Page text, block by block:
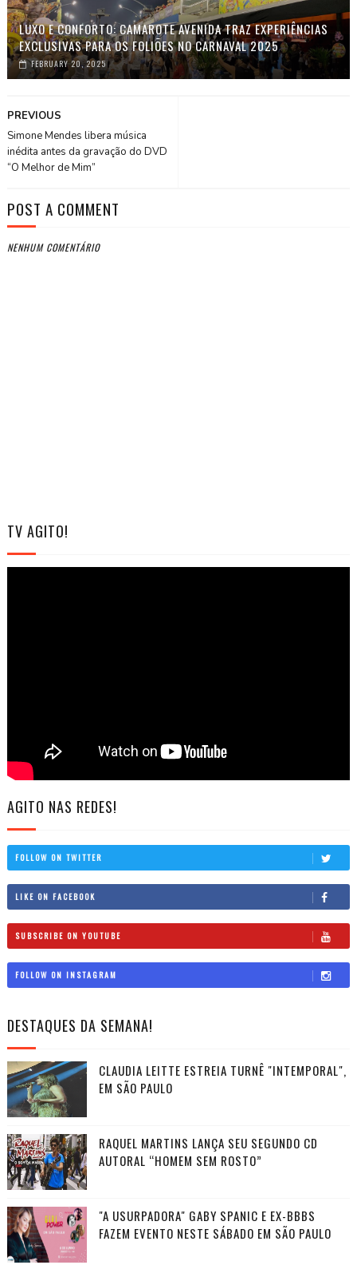
LUXO E CONFORTO: CAMAROTE AVENIDA TRAZ EXPERIÊNCIAS
EXCLUSIVAS PARA OS FOLIÕES NO CARNAVAL 2025
FEBRUARY 20, 2025
PREVIOUS
Simone Mendes libera música
inédita antes da gravação do DVD
“O Melhor de Mim”
POST A COMMENT
NENHUM COMENTÁRIO
TV AGITO!
AGITO NAS REDES!
FOLLOW ON TWITTER
LIKE ON FACEBOOK
SUBSCRIBE ON YOUTUBE
FOLLOW ON INSTAGRAM
DESTAQUES DA SEMANA!
CLAUDIA LEITTE ESTREIA TURNÊ "INTEMPORAL",
EM SÃO PAULO
RAQUEL MARTINS LANÇA SEU SEGUNDO CD
AUTORAL “HOMEM SEM ROSTO”
"A USURPADORA" GABY SPANIC E EX-BBBS
FAZEM EVENTO NESTE SÁBADO EM SÃO PAULO